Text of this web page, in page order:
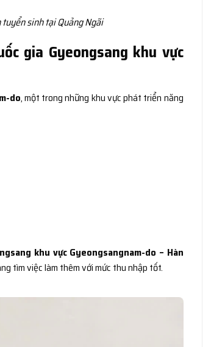
sinh tại Quảng Ngãi
gia Gyeongsang khu vực
do, một trong những khu vực phát triển năng
khu vực Gyeongsangnam-do – Hàn
tìm việc làm thêm với mức thu nhập tốt.